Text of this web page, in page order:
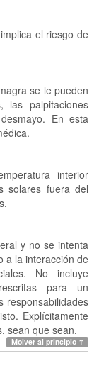
el riesgo de
se le pueden
palpitaciones
En esta
interior
solares fuera del
y no se intenta
a la interacción de
No incluye
para un
responsabilidades
Explícitamente
sean que sean.
Мolver al principio ↑